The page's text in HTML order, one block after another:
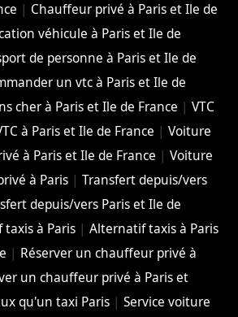
| Chauffeur privé à Paris et Ile de
véhicule à Paris et Ile de
de personne à Paris et Ile de
un vtc à Paris et Ile de
cher à Paris et Ile de France |VTC
à Paris et Ile de France |Voiture
à Paris et Ile de France |Voiture
à Paris| Transfert depuis/vers
depuis/vers Paris et Ile de
à Paris |Alternatif taxis à Paris
| Réserver un chauffeur privé à
un chauffeur privé à Paris et
qu'un taxi Paris |Service voiture